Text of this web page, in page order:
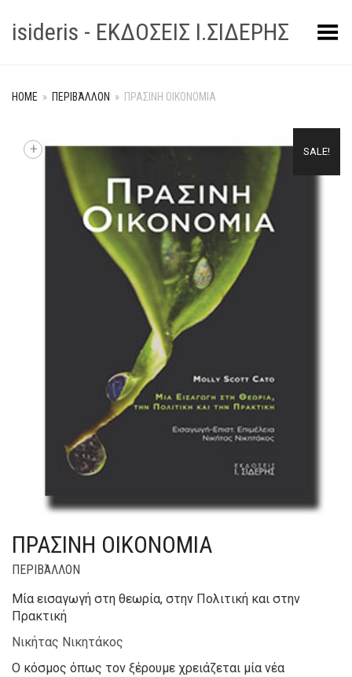
isideris - ΕΚΔΟΣΕΙΣ Ι.ΣΙΔΕΡΗΣToggle Menu
HOME » ΠΕΡΙΒΆΛΛΟΝ » ΠΡΑΣΙΝΗ ΟΙΚΟΝΟΜΙΑ
SALE!
+
ΠΡΑΣΙΝΗ ΟΙΚΟΝΟΜΙΑ
ΠΕΡΙΒΆΛΛΟΝ
Μία εισαγωγή στη θεωρία, στην Πολιτική και στην
Πρακτική
Νικήτας Νικητάκος
Ο κόσμος όπως τον ξέρουμε χρειάζεται μία νέα